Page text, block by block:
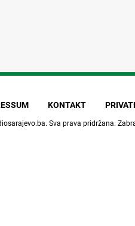
KONTAKT
. Sva prava pridržana.